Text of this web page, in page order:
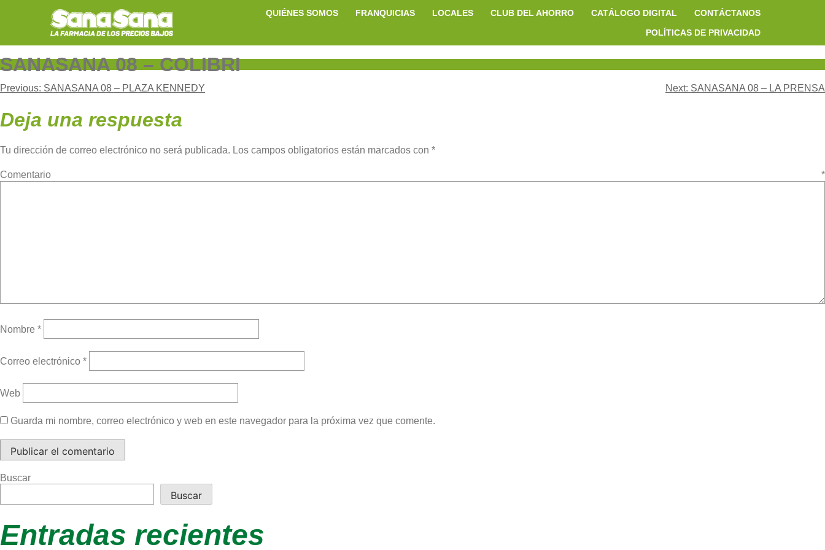
QUIÉNES SOMOS FRANQUICIAS LOCALES CLUB DEL AHORRO CATÁLOGO DIGITAL
CONTÁCTANOS
POLÍTICAS DE PRIVACIDAD
SANASANA 08 – COLIBRI
Navegación
de
entradas
Previous: SANASANA 08 – PLAZA KENNEDY Next: SANASANA 08 – LA PRENSA
Deja una respuesta
Tu dirección de correo electrónico no será publicada. Los campos obligatorios están marcados con *
Comentario *
Nombre *
Correo electrónico *
Web
Guarda mi nombre, correo electrónico y web en este navegador para la próxima vez que comente.
Buscar
Buscar
Entradas recientes